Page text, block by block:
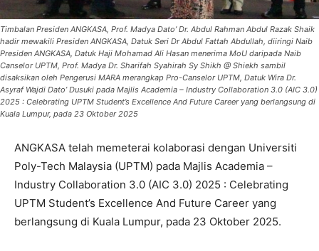
Timbalan Presiden ANGKASA, Prof. Madya Dato’ Dr. Abdul Rahman Abdul Razak Shaik
hadir mewakili Presiden ANGKASA, Datuk Seri Dr Abdul Fattah Abdullah, diiringi Naib
Presiden ANGKASA, Datuk Haji Mohamad Ali Hasan menerima MoU daripada Naib
Canselor UPTM, Prof. Madya Dr. Sharifah Syahirah Sy Shikh @ Shiekh sambil
disaksikan oleh Pengerusi MARA merangkap Pro-Canselor UPTM, Datuk Wira Dr.
Asyraf Wajdi Dato’ Dusuki pada Majlis Academia – Industry Collaboration 3.0 (AIC 3.0)
2025 : Celebrating UPTM Student’s Excellence And Future Career yang berlangsung di
Kuala Lumpur, pada 23 Oktober 2025
ANGKASA telah memeterai kolaborasi dengan Universiti
Poly-Tech Malaysia (UPTM) pada Majlis Academia –
Industry Collaboration 3.0 (AIC 3.0) 2025 : Celebrating
UPTM Student’s Excellence And Future Career yang
berlangsung di Kuala Lumpur, pada 23 Oktober 2025.